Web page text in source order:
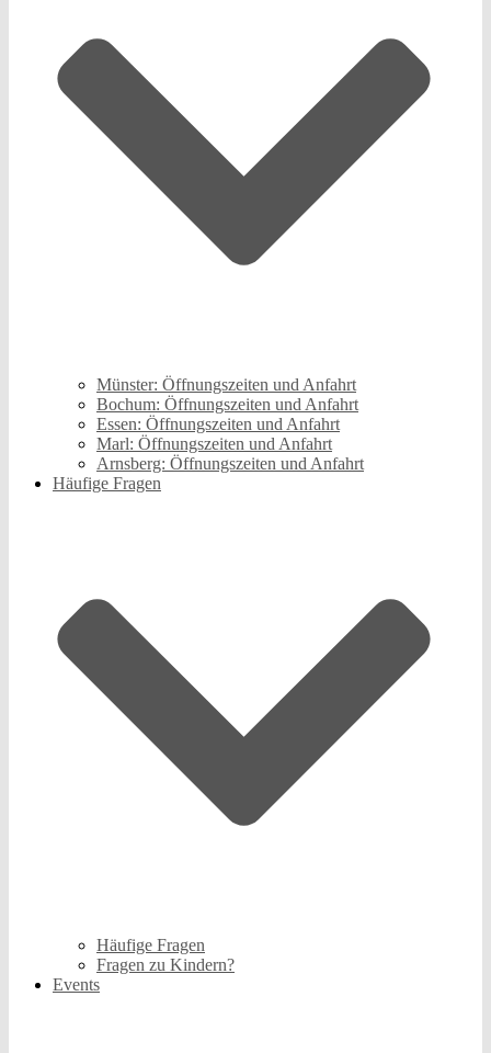
Münster: Öffnungszeiten und Anfahrt
Bochum: Öffnungszeiten und Anfahrt
Essen: Öffnungszeiten und Anfahrt
Marl: Öffnungszeiten und Anfahrt
Arnsberg: Öffnungszeiten und Anfahrt
Häufige Fragen
Häufige Fragen
Fragen zu Kindern?
Events